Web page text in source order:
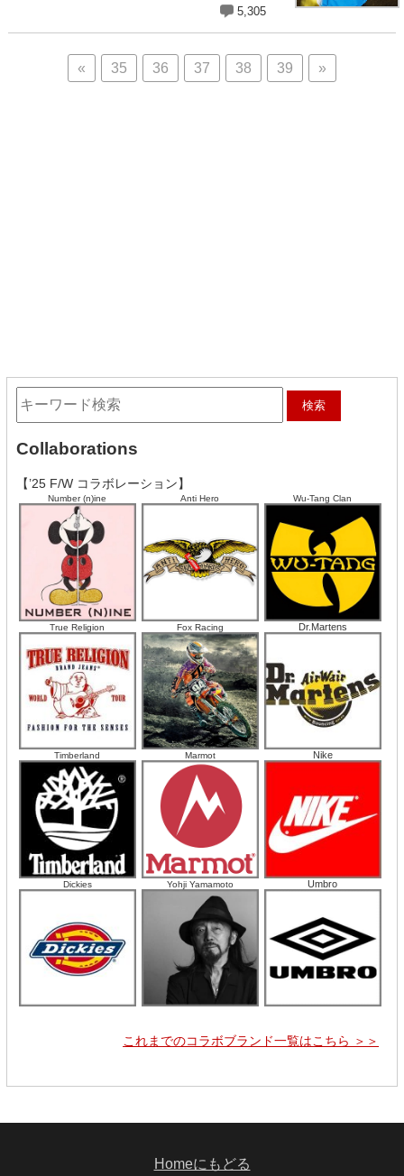
5,305
« 35 36 37 38 39 »
Collaborations
【’25 F/W コラボレーション】
Number (n)ine Anti Hero Wu-Tang Clan
True Religion Fox Racing Dr.Martens
Timberland Marmot Nike
Dickies Yohji Yamamoto Umbro
これまでのコラボブランド一覧はこちら ＞＞
Homeにもどる